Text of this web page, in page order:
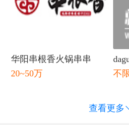
华阳串根香火锅串串
20~50万
不
查看更多